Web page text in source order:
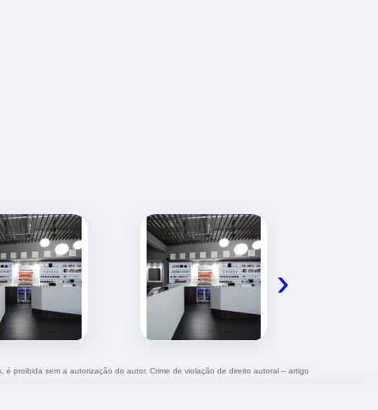
›
proibida sem a autorização do autor. Crime de violação de direito autoral – artigo